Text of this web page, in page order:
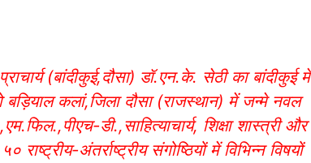
(बांदीकुई,दौसा) डॉ.एन.के. सेठी का बांदीकुई में
कलां,जिला दौसा (राजस्थान) में जन्मे नवल
डी.,साहित्याचार्य, शिक्षा शास्त्री और
अंतर्राष्ट्रीय संगोष्ठियों में विभिन्न विषयों